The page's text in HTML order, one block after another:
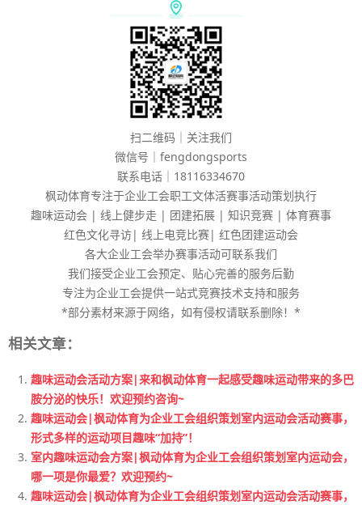
扫二维码｜关注我们
微信号｜fengdongsports
联系电话｜18116334670
枫动体育专注于企业工会职工文体活赛事活动策划执行
趣味运动会 | 线上健步走 | 团建拓展 | 知识竞赛 | 体育赛事
红色文化寻访| 线上电竞比赛| 红色团建运动会
各大企业工会举办赛事活动可联系我们
我们接受企业工会预定、贴心完善的服务后勤
专注为企业工会提供一站式竞赛技术支持和服务
*部分素材来源于网络，如有侵权请联系删除！*
相关文章：
趣味运动会活动方案|来和枫动体育一起感受趣味运动带来的多巴
胺分泌的快乐！欢迎预约咨询~
趣味运动会|枫动体育为企业工会组织策划室内运动会活动赛事，
形式多样的运动项目趣味“加持”！
室内趣味运动会方案|枫动体育为企业工会组织策划室内运动会，
哪一项是你最爱？欢迎预约~
趣味运动会|枫动体育为企业工会组织策划室内运动会活动赛事，